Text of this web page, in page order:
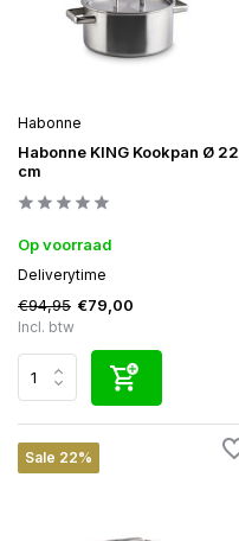
Habonne
Habonne KING Kookpan Ø 22
cm
Op voorraad
Deliverytime
€94,95 €79,00
Incl. btw
Sale 22%